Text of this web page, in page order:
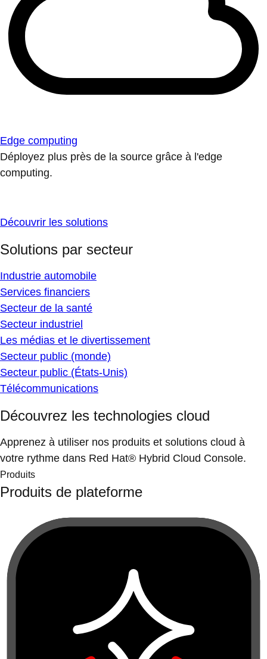
Edge computing
Déployez plus près de la source grâce à l'edge
computing.
Découvrir les solutions
Solutions par secteur
Industrie automobile
Services financiers
Secteur de la santé
Secteur industriel
Les médias et le divertissement
Secteur public (monde)
Secteur public (États-Unis)
Télécommunications
Découvrez les technologies cloud
Apprenez à utiliser nos produits et solutions cloud à
votre rythme dans Red Hat® Hybrid Cloud Console.
Produits
Produits de plateforme